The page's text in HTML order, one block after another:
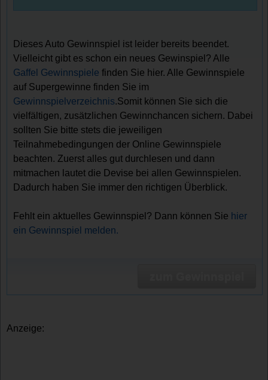
Dieses Auto Gewinnspiel ist leider bereits beendet.
Vielleicht gibt es schon ein neues Gewinspiel? Alle
Gaffel Gewinnspiele finden Sie hier. Alle Gewinnspiele
auf Supergewinne finden Sie im
Gewinnspielverzeichnis.Somit können Sie sich die
vielfältigen, zusätzlichen Gewinnchancen sichern. Dabei
sollten Sie bitte stets die jeweiligen
Teilnahmebedingungen der Online Gewinnspiele
beachten. Zuerst alles gut durchlesen und dann
mitmachen lautet die Devise bei allen Gewinnspielen.
Dadurch haben Sie immer den richtigen Überblick.
Fehlt ein aktuelles Gewinnspiel? Dann können Sie hier
ein Gewinnspiel melden.
Anzeige: